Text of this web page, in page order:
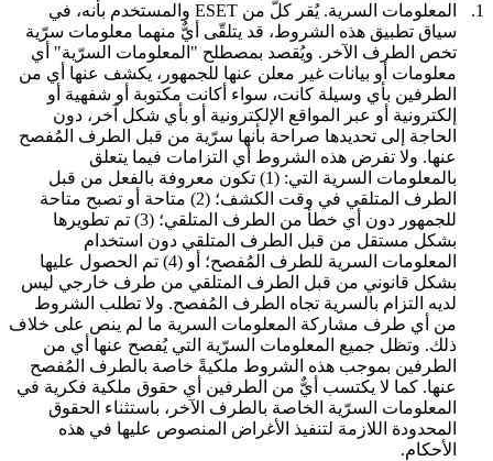
1. المعلومات السرية.
يُقر كلٌّ من ESET والمستخدم بأنه، في
سياق تطبيق هذه الشروط، قد يتلقّى أيٌّ منهما معلومات سرّية
تخص الطرف الآخر. ويُقصد بمصطلح " المعلومات السرّية" أي
معلومات أو بيانات غير معلن عنها للجمهور، يكشف عنها أي من
الطرفين بأي وسيلة كانت، سواء أكانت مكتوبة أو شفهية أو
إلكترونية أو عبر المواقع الإلكترونية أو بأي شكل آخر، دون
الحاجة إلى تحديدها صراحة بأنها سرّية من قبل الطرف المُفصح
عنها. ولا تفرض هذه الشروط أي التزامات فيما يتعلق
بالمعلومات السرية التي: (1) تكون معروفة بالفعل من قبل
الطرف المتلقي في وقت الكشف؛ (2) متاحة أو تصبح متاحة
للجمهور دون أي خطأ من الطرف المتلقي؛ (3) تم تطويرها
بشكل مستقل من قبل الطرف المتلقي دون استخدام
المعلومات السرية للطرف المُفصح؛ أو (4) تم الحصول عليها
بشكل قانوني من قبل الطرف المتلقي من طرف خارجي ليس
لديه التزام بالسرية تجاه الطرف المُفصح. ولا تطلب الشروط
من أي طرف مشاركة المعلومات السرية ما لم ينص على خلاف
ذلك. وتظل جميع المعلومات السرّية التي يُفصح عنها أي من
الطرفين بموجب هذه الشروط ملكيةً خاصة بالطرف المُفصح
عنها. كما لا يكتسب أيٌّ من الطرفين أي حقوق ملكية فكرية في
المعلومات السرّية الخاصة بالطرف الآخر، باستثناء الحقوق
المحدودة اللازمة لتنفيذ الأغراض المنصوص عليها في هذه
الأحكام.